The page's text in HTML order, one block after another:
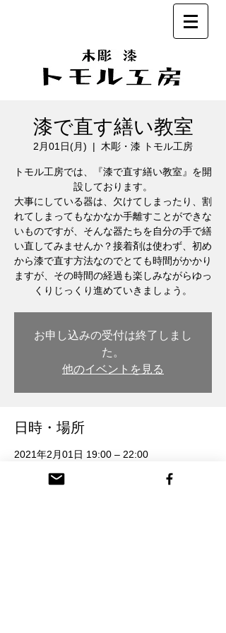
漆で直す繕い教室
2月01日(月)
  |
木彫・漆 トモル工房
トモル工房では、『漆で直す繕い教室』を開
設しております。
大事にしている器は、欠けてしまったり、割
れてしまってもなかなか手離すことができな
いものですが、そんな器たちを自分の手で繕
い直してみませんか？接着剤は使わず、初め
から漆で直す方法なのでとても時間がかかり
ますが、その時間の経過も楽しみながらゆっ
くりじっくり進めていきましょう。
お申し込みの受付は終了しまし
た。
他のイベントを見る
日時・場所
2021年2月01日 19:00 – 22:00
山県南砺市本町３丁目 26番地